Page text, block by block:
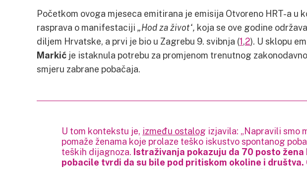
Početkom ovoga mjeseca emitirana je emisija Otvoreno HRT-a u
rasprava o manifestaciji „Hod za život“, koja se ove godine
diljem Hrvatske, a prvi je bio u Zagrebu 9. svibnja (1,2). U sklopu
Markić je istaknula potrebu za promjenom trenutnog
smjeru zabrane pobačaja.
U tom kontekstu je, između ostalog izjavila: „Napravili smo
pomaže ženama koje prolaze teško iskustvo spontanog
teških dijagnoza. Istraživanja pokazuju da 70 posto žena
pobacile tvrdi da su bile pod pritiskom okoline i društva.